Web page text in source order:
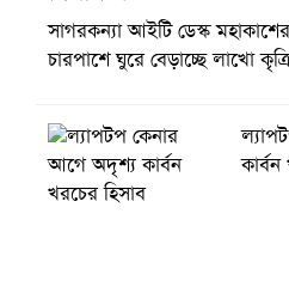
সাগরকন্যা আইটি ডেস্ক
চারপাশে ঘুরে বেড়াচ্ছে লাখো